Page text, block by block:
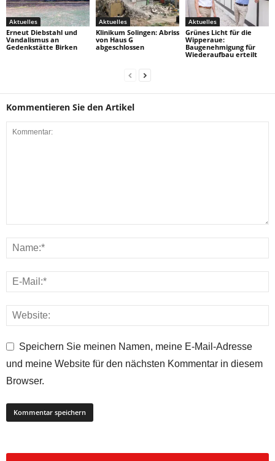
Aktuelles
Erneut Diebstahl und
Vandalismus an
Gedenkstätte Birken
Aktuelles
Klinikum Solingen: Abriss
von Haus G
abgeschlossen
Aktuelles
Grünes Licht für die
Wipperaue:
Baugenehmigung für
Wiederaufbau erteilt
Kommentieren Sie den Artikel
Speichern Sie meinen Namen, meine E-Mail-Adresse
und meine Website für den nächsten Kommentar in diesem
Browser.